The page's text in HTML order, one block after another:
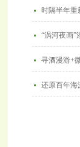
时隔半年
“涡河夜画”
寻酒漫游+
式
还原百年海